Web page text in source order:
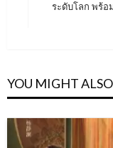
Next
ระดับโลก พร้อ
YOU MIGHT